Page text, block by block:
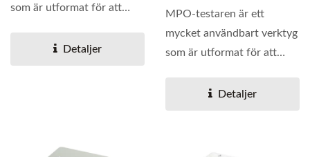
som är utformat för att
Detaljer
MPO-testaren är ett
mycket användbart verktyg
som är utformat för att
Detaljer